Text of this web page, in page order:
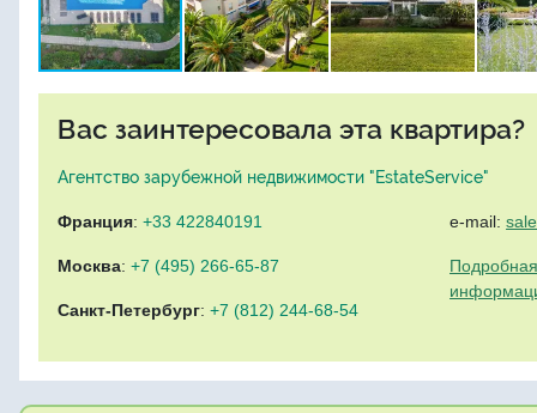
Вас заинтересовала эта квартира?
Агентство зарубежной недвижимости "EstateService"
Франция: +33 422840191
Москва: +7 (495) 266-65-87
Санкт-Петербург: +7 (812) 244-68-54
e-mail: